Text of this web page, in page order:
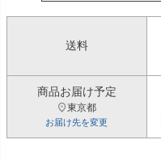
送料
商品お届け予定
東京都
お届け先を変更